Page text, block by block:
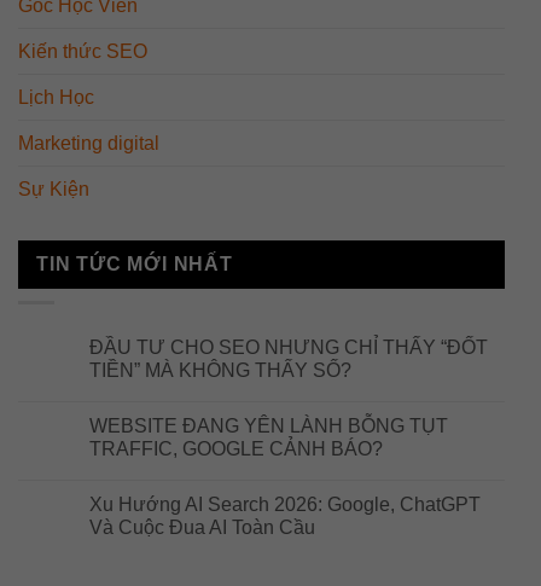
Góc Học Viên
Kiến thức SEO
Lịch Học
Marketing digital
Sự Kiện
TIN TỨC MỚI NHẤT
ĐẦU TƯ CHO SEO NHƯNG CHỈ THẤY “ĐỐT
TIỀN” MÀ KHÔNG THẤY SỐ?
WEBSITE ĐANG YÊN LÀNH BỖNG TỤT
TRAFFIC, GOOGLE CẢNH BÁO?
Xu Hướng AI Search 2026: Google, ChatGPT
Và Cuộc Đua AI Toàn Cầu